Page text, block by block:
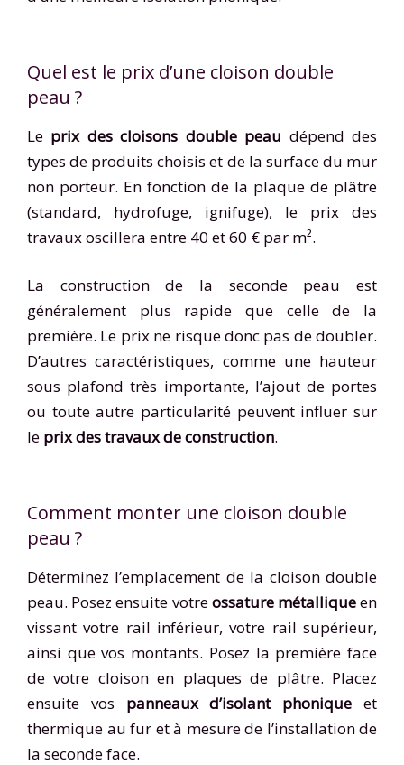
Quel est le prix d’une cloison double
peau ?
Le prix des cloisons double peau dépend des
types de produits choisis et de la surface du mur
non porteur. En fonction de la plaque de plâtre
(standard, hydrofuge, ignifuge), le prix des
travaux oscillera entre 40 et 60 € par m².
La construction de la seconde peau est
généralement plus rapide que celle de la
première. Le prix ne risque donc pas de doubler.
D’autres caractéristiques, comme une hauteur
sous plafond très importante, l’ajout de portes
ou toute autre particularité peuvent influer sur
le prix des travaux de construction.
Comment monter une cloison double
peau ?
Déterminez l’emplacement de la cloison double
peau. Posez ensuite votreossature métalliqueen
vissant votre rail inférieur, votre rail supérieur,
ainsi que vos montants. Posez la première face
de votre cloison en plaques de plâtre. Placez
ensuite vos panneaux d’isolant phonique et
thermique au fur et à mesure de l’installation de
la seconde face.